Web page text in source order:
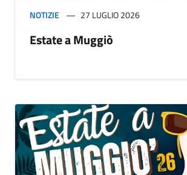
NOTIZIE 27 LUGLIO 2026
Estate a Muggiò